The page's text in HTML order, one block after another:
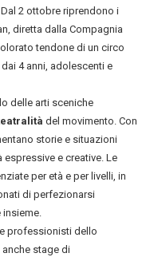
Dal 2 ottobre riprendono i
diretta dalla Compagnia
tendone di un circo
4 anni, adolescenti e
delle arti sceniche
del movimento. Con
storie e situazioni
e creative. Le
per età e per livelli, in
di perfezionarsi
insieme.
professionisti dello
anche stage di